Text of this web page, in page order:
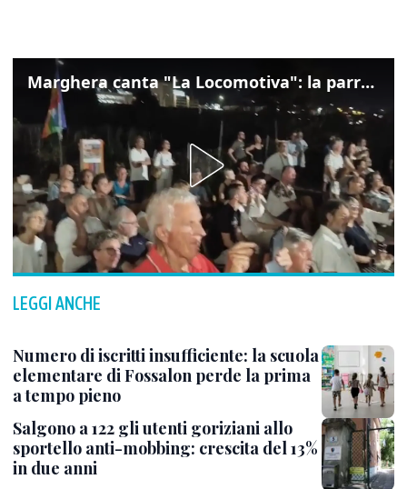
Marghera canta "La Locomotiva": la parrocchia della Cita ricorda Guccini
LEGGI ANCHE
Numero di iscritti insufficiente: la scuola
elementare di Fossalon perde la prima
a tempo pieno
Salgono a 122 gli utenti goriziani allo
sportello anti-mobbing: crescita del 13%
in due anni